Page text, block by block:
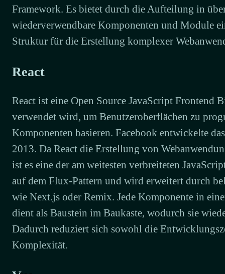
Framework. Es bietet durch die Aufteilung in
wiederverwendbare Komponenten und Module
Struktur für die Erstellung komplexer
React
React ist eine Open Source JavaScript Frontend
verwendet wird, um Benutzeroberflächen zu
Komponenten basieren. Facebook entwickelte
2013. Da React die Erstellung von
ist es eine der am weitesten verbreiteten
auf dem Flux-Pattern und wird erweitert durch
wie Next.js oder Remix. Jede Komponente in
dient als Baustein im Baukaste, wodurch sie
Dadurch reduziert sich sowohl die
Komplexität.